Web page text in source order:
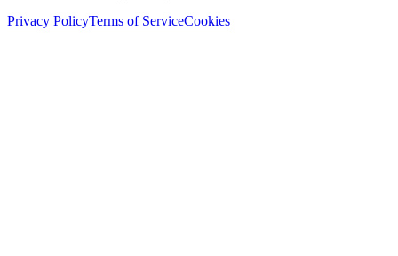
Privacy PolicyTerms of ServiceCookies